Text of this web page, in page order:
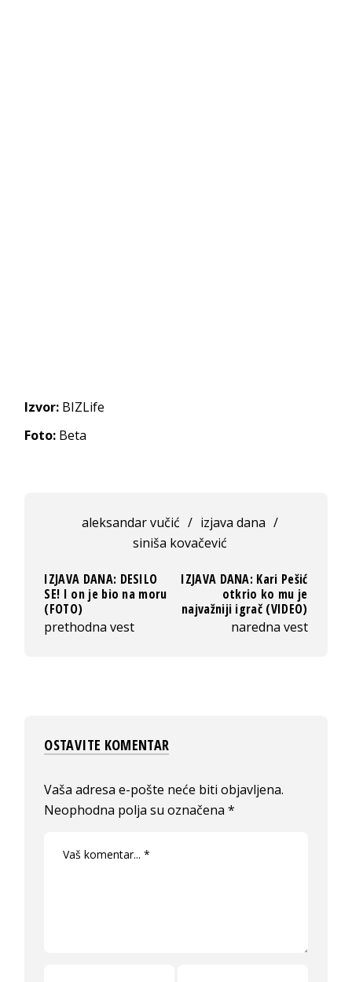
Izvor: BIZLife
Foto: Beta
aleksandar vučić / izjava dana /
siniša kovačević
IZJAVA DANA: DESILO
SE! I on je bio na moru
(FOTO)
prethodna vest
IZJAVA DANA: Kari Pešić
otkrio ko mu je
najvažniji igrač (VIDEO)
naredna vest
OSTAVITE KOMENTAR
Vaša adresa e-pošte neće biti objavljena.
Neophodna polja su označena*